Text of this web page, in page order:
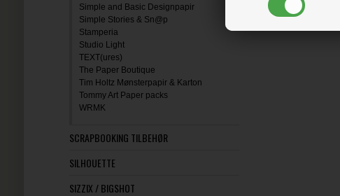
Simple and Basic Designpapir
Simple Stories & Sn@p
Stamperia
Studio Light
TEXT(ures)
The Paper Boutique
Tim Holtz Mønsterpapir & Karton
Tommy Art Paper packs
WRMK
SCRAPBOOKING TILBEHØR
SILHOUETTE
SIZZIX / BIGSHOT